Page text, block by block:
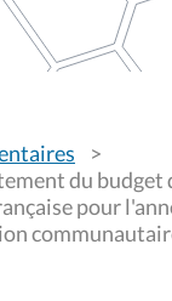
du budget
pour